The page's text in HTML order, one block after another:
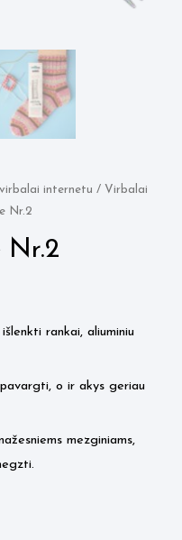
internetu / Virbalai
Nr.2
Nr.2
rankai, aliuminiu
o ir akys geriau
mezginiams,